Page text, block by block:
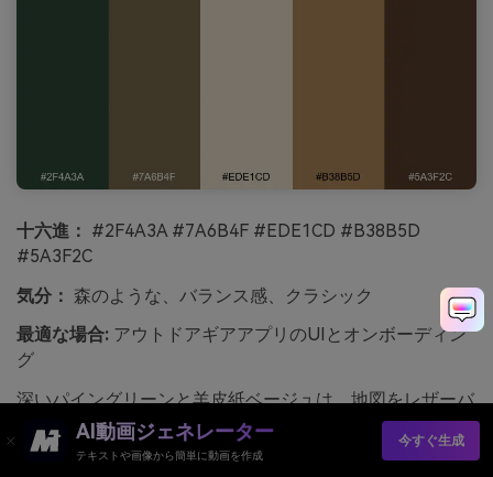
十六進： #2F4A3A #7A6B4F #EDE1CD #B38B5D
#5A3F2C
気分： 森のような、バランス感、クラシック
最適な場合: アウトドアギアアプリのUIとオンボーディン
グ
深いパイングリーンと羊皮紙ベージュは、地図をレザーバ
ッグに挟んでいるような雰囲気を作り出します。このラス
ティックなカラースキームは、羊皮紙をベース、パインを
AI動画ジェネレーター
テキストや画像から簡単に動画を作成
今すぐ生成